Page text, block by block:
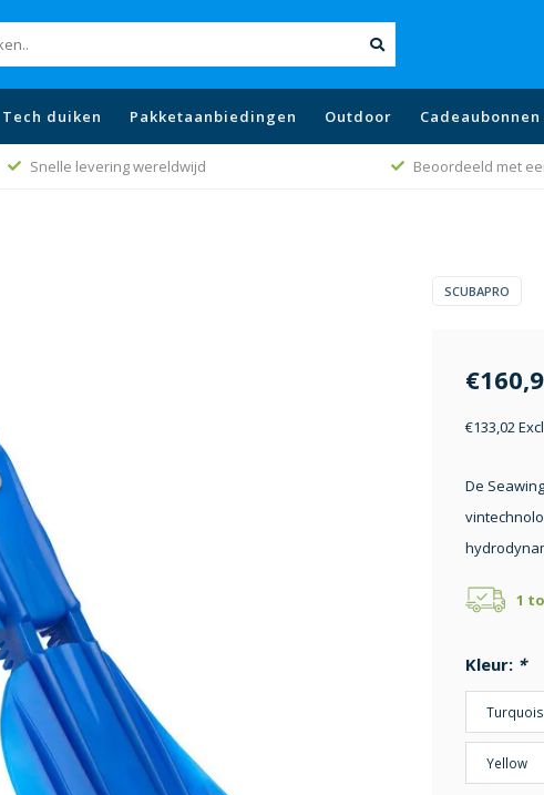
Tech duiken Pakketaanbiedingen Outdoor Cadeaubonnen
Beoordeeld met een 9.1 Beste prijs
SCUBAPRO
€133,02
De
1
Kleur: *
Yellow